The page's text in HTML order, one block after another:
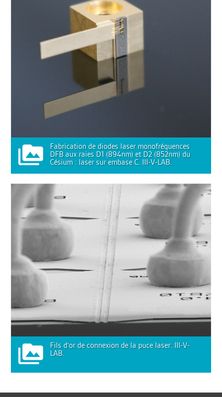
Fabrication de diodes laser monofréquences
DFB aux raies D1 (894nm) et D2 (852nm) du
Césium : laser sur embase C. III-V-LAB.
Fils d'or de connexion de la puce laser. III-V-
LAB.